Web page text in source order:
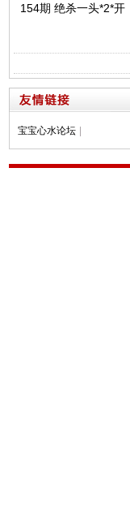
154期 绝杀一头*2*开
宝宝心水论坛